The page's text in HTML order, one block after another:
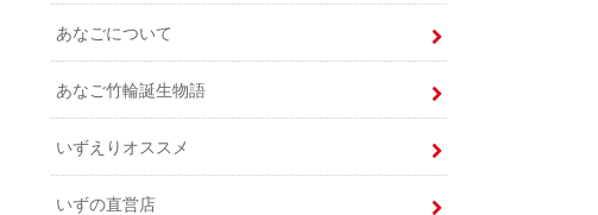
あなごについて
あなご竹輪誕生物語
いずえりオススメ
いずの直営店